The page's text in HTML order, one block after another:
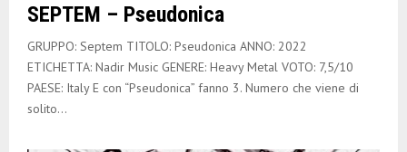
SEPTEM – Pseudonica
GRUPPO: Septem TITOLO: Pseudonica ANNO: 2022
ETICHETTA: Nadir Music GENERE: Heavy Metal VOTO: 7,5/10
PAESE: Italy E con “Pseudonica” fanno 3. Numero che viene di
solito...